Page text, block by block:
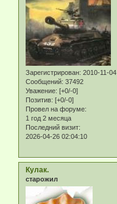
Зарегистрирован: 2010-11-04
Сообщений: 37492
Уважение: [+0/-0]
Позитив: [+0/-0]
Провел на форуме:
1 год 2 месяца
Последний визит:
2026-04-26 02:04:10
Кулак.
старожил